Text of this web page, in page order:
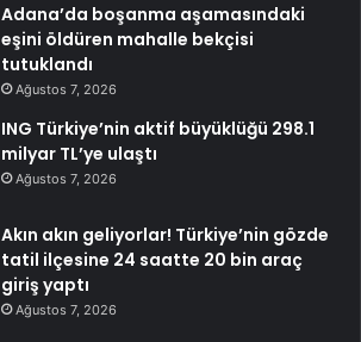
Adana’da boşanma aşamasındaki
eşini öldüren mahalle bekçisi
tutuklandı
Ağustos 7, 2026
ING Türkiye’nin aktif büyüklüğü 298.1
milyar TL’ye ulaştı
Ağustos 7, 2026
Akın akın geliyorlar! Türkiye’nin gözde
tatil ilçesine 24 saatte 20 bin araç
giriş yaptı
Ağustos 7, 2026